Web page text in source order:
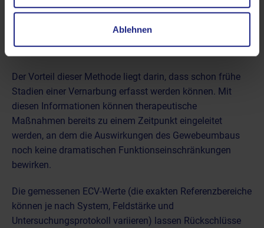
Ablehnen
auf eine vermehrte Bindegewebseinlagerung hin, da sich
zwischen den Herzmuskelzellen, den Kapillaren und der
interstitiellen Matrix) vergrößert.
Der Vorteil dieser Methode liegt darin, dass schon frühe
Stadien einer Vernarbung erfasst werden können. Mit
diesen Informationen können therapeutische
Maßnahmen bereits zu einem Zeitpunkt eingeleitet
werden, an dem die Auswirkungen des Gewebeumbaus
noch keine dramatischen Funktionseinschränkungen
bewirken.
Die gemessenen ECV-Werte (die exakten Referenzbereiche
können je nach System, Feldstärke und
Untersuchungsprotokoll variieren) lassen Rückschlüsse